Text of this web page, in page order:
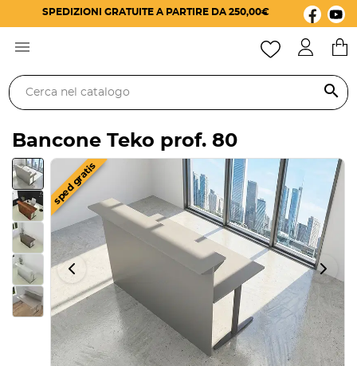
SPEDIZIONI GRATUITE A PARTIRE DA 250,00€

search
sped gratis
Bancone Teko prof. 80